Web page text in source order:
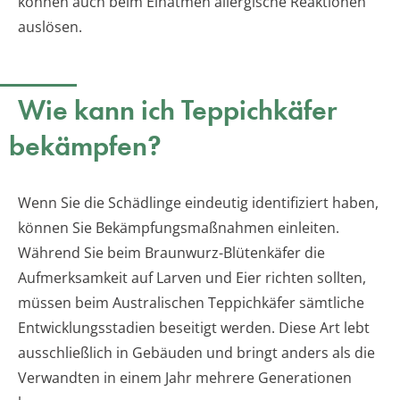
auslösen.
Wie kann ich Teppichkäfer
bekämpfen?
Wenn Sie die Schädlinge eindeutig identifiziert haben,
können Sie Bekämpfungsmaßnahmen einleiten.
Während Sie beim Braunwurz-Blütenkäfer die
Aufmerksamkeit auf Larven und Eier richten sollten,
müssen beim Australischen Teppichkäfer sämtliche
Entwicklungsstadien beseitigt werden. Diese Art lebt
ausschließlich in Gebäuden und bringt anders als die
Verwandten in einem Jahr mehrere Generationen